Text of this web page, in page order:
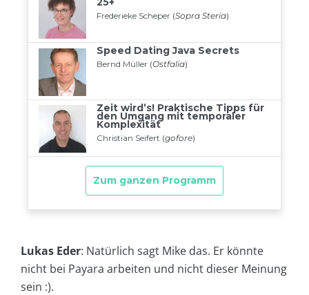
Lukas Eder: Natürlich sagt Mike das. Er könnte
nicht bei Payara arbeiten und nicht dieser Meinung
sein :).